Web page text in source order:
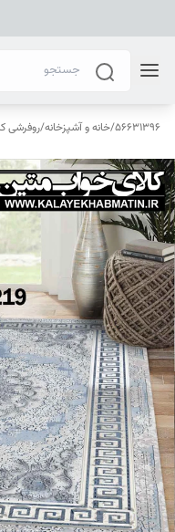
56631396
/خانه و آشپزخانه/روفرشی